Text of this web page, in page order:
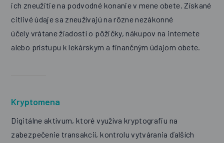
ich zneužitie na podvodné konanie v mene obete. Získané
citlivé údaje sa zneužívajú na rôzne nezákonné
účely vrátane žiadostí o pôžičky, nákupov na internete
alebo prístupu k lekárskym a finančným údajom obete.
Kryptomena
Digitálne aktívum, ktoré využíva kryptografiu na
zabezpečenie transakcií, kontrolu vytvárania ďalších